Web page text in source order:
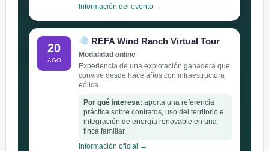
Información del evento →
20
AGO
REFA Wind Ranch Virtual Tour
Modalidad online
Experiencia de una explotación ganadera que
convive desde hace años con infraestructura
eólica.
Por qué interesa: aporta una referencia
práctica sobre contratos, uso del territorio e
integración de energía renovable en una
finca familiar.
Información oficial →